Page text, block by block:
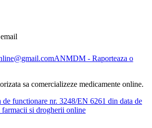
ANMDM - Raporteaza o
sa comercializeze medicamente online.
functionare nr. 3248/EN 6261 din data de
si drogherii online